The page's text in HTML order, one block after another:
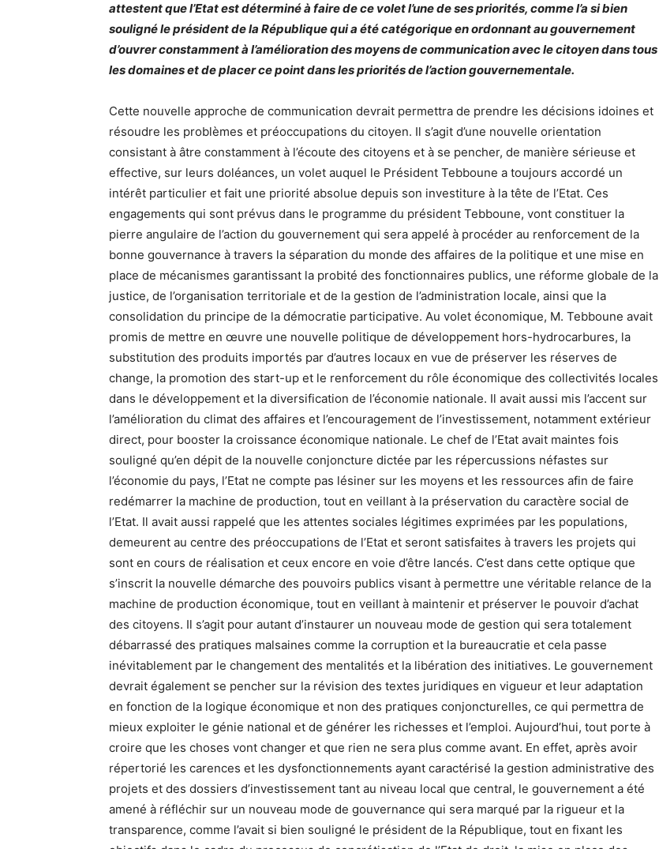
attestent que l’Etat est déterminé à faire de ce volet l’une de ses priorités, comme l’a si bien
souligné le président de la République qui a été catégorique en ordonnant au gouvernement
d’ouvrer constamment à l’amélioration des moyens de communication avec le citoyen dans tous
les domaines et de placer ce point dans les priorités de l’action gouvernementale.
Cette nouvelle approche de communication devrait permettra de prendre les décisions idoines et
résoudre les problèmes et préoccupations du citoyen. Il s’agit d’une nouvelle orientation
consistant à âtre constamment à l’écoute des citoyens et à se pencher, de manière sérieuse et
effective, sur leurs doléances, un volet auquel le Président Tebboune a toujours accordé un
intérêt particulier et fait une priorité absolue depuis son investiture à la tête de l’Etat. Ces
engagements qui sont prévus dans le programme du président Tebboune, vont constituer la
pierre angulaire de l’action du gouvernement qui sera appelé à procéder au renforcement de la
bonne gouvernance à travers la séparation du monde des affaires de la politique et une mise en
place de mécanismes garantissant la probité des fonctionnaires publics, une réforme globale de la
justice, de l’organisation territoriale et de la gestion de l’administration locale, ainsi que la
consolidation du principe de la démocratie participative. Au volet économique, M. Tebboune avait
promis de mettre en œuvre une nouvelle politique de développement hors-hydrocarbures, la
substitution des produits importés par d’autres locaux en vue de préserver les réserves de
change, la promotion des start-up et le renforcement du rôle économique des collectivités locales
dans le développement et la diversification de l’économie nationale. Il avait aussi mis l’accent sur
l’amélioration du climat des affaires et l’encouragement de l’investissement, notamment extérieur
direct, pour booster la croissance économique nationale. Le chef de l’Etat avait maintes fois
souligné qu’en dépit de la nouvelle conjoncture dictée par les répercussions néfastes sur
l’économie du pays, l’Etat ne compte pas lésiner sur les moyens et les ressources afin de faire
redémarrer la machine de production, tout en veillant à la préservation du caractère social de
l’Etat. Il avait aussi rappelé que les attentes sociales légitimes exprimées par les populations,
demeurent au centre des préoccupations de l’Etat et seront satisfaites à travers les projets qui
sont en cours de réalisation et ceux encore en voie d’être lancés. C’est dans cette optique que
s’inscrit la nouvelle démarche des pouvoirs publics visant à permettre une véritable relance de la
machine de production économique, tout en veillant à maintenir et préserver le pouvoir d’achat
des citoyens. Il s’agit pour autant d’instaurer un nouveau mode de gestion qui sera totalement
débarrassé des pratiques malsaines comme la corruption et la bureaucratie et cela passe
inévitablement par le changement des mentalités et la libération des initiatives. Le gouvernement
devrait également se pencher sur la révision des textes juridiques en vigueur et leur adaptation
en fonction de la logique économique et non des pratiques conjoncturelles, ce qui permettra de
mieux exploiter le génie national et de générer les richesses et l’emploi. Aujourd’hui, tout porte à
croire que les choses vont changer et que rien ne sera plus comme avant. En effet, après avoir
répertorié les carences et les dysfonctionnements ayant caractérisé la gestion administrative des
projets et des dossiers d’investissement tant au niveau local que central, le gouvernement a été
amené à réfléchir sur un nouveau mode de gouvernance qui sera marqué par la rigueur et la
transparence, comme l’avait si bien souligné le président de la République, tout en fixant les